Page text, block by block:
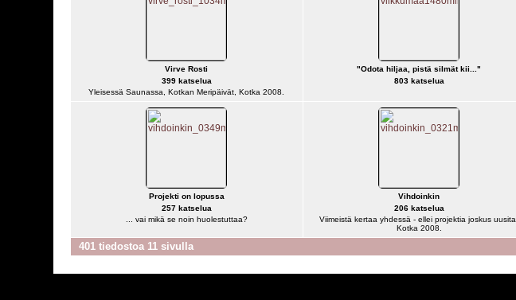
Virve Rosti
399 katselua
Yleisessä Saunassa, Kotkan Meripäivät, Kotka 2008.
"Odota hiljaa, pistä silmät kii..."
803 katselua
Projekti on lopussa
257 katselua
... vai mikä se noin huolestuttaa?
Vihdoinkin
206 katselua
Viimeistä kertaa yhdessä - ellei projektia joskus uusita,
Kotka 2008.
401 tiedostoa 11 sivulla